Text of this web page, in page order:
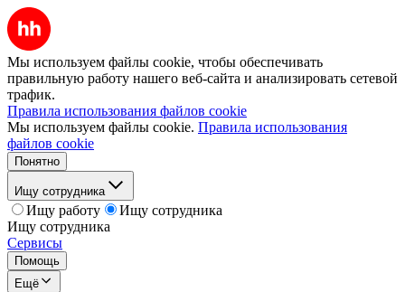
Мы используем файлы cookie, чтобы обеспечивать
правильную работу нашего веб-сайта и анализировать сетевой
трафик.
Правила использования файлов cookie
Мы используем файлы cookie. Правила использования
файлов cookie
Понятно
Ищу сотрудника
Ищу работу
Ищу сотрудника
Ищу сотрудника
Сервисы
Помощь
Ещё